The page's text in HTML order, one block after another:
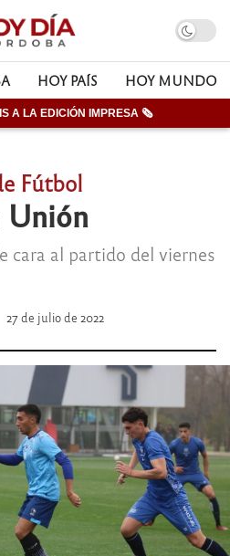
HOY PAÍS HOY MUNDO
A LA EDICIÓN IMPRESA 🗞
Fútbol
Unión
cara al partido del viernes
27 de julio de 2022